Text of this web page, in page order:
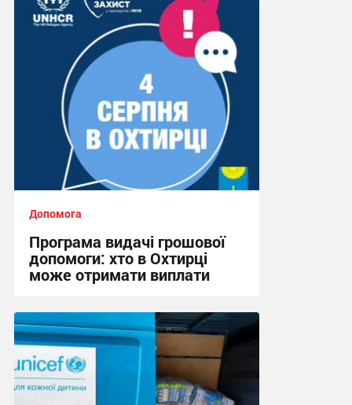
08:45, 31.07.2026
Допомога
Програма видачі грошової
допомоги: хто в Охтирці
може отримати виплати
19:07, 30.07.2026